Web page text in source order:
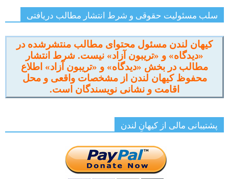
سلب مسئولیت حقوقی و شرط انتشار مطالب دریافتی
کیهان لندن مسئول محتوای مطالب منتشرشده در
«دیدگاه» و «تریبون آزاد» نیست. شرط انتشار
مطالب در بخش «دیدگاه» و «تریبون آزاد» اطلاع
محفوظ کیهان لندن از مشخصات واقعی و محل
اقامت و نشانی نویسندگان است.
پشتیبانی مالی از کیهانِ لندن